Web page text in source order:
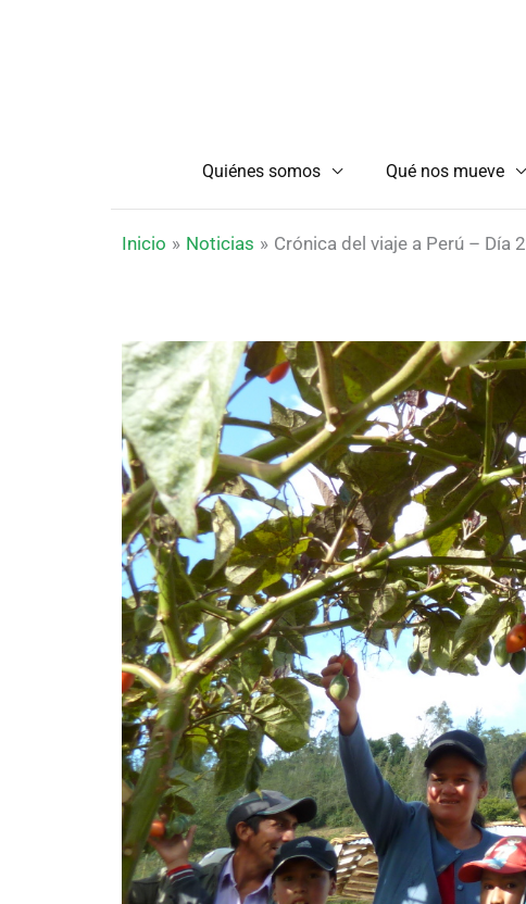
Quiénes somos Qué nos mueve
Inicio Noticias Crónica del viaje a Perú – Día 2